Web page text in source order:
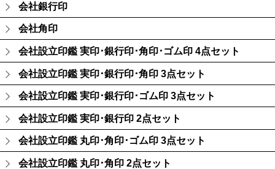
会社銀行印
会社角印
会社設立印鑑 実印･銀行印･角印･ゴム印 4点セット
会社設立印鑑 実印･銀行印･角印 3点セット
会社設立印鑑 実印･銀行印･ゴム印 3点セット
会社設立印鑑 実印･銀行印 2点セット
会社設立印鑑 丸印･角印･ゴム印 3点セット
会社設立印鑑 丸印･角印 2点セット